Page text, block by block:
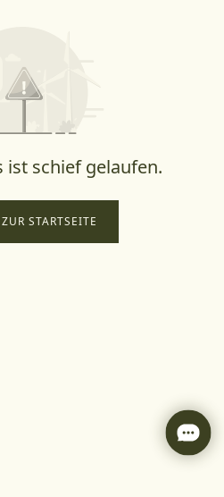
ist schief gelaufen.
STARTSEITE